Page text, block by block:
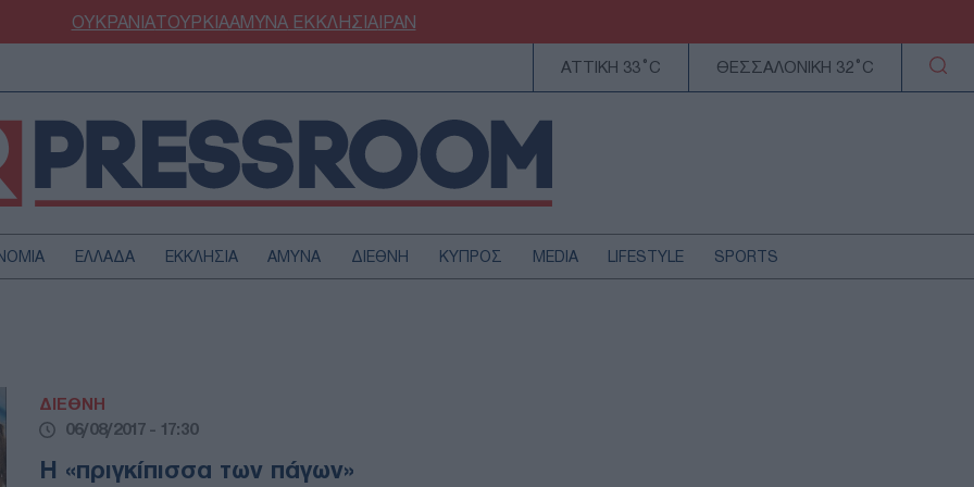
ΟΥΚΡΑΝΙΑΤΟΥΡΚΙΑΑΜΥΝΑΕΚΚΛΗΣΙΑΙΡΑΝ
ΑΤΤΙΚΗ 33°C ΘΕΣΣΑΛΟΝΙΚΗ 32°C
ΕΛΛΑΔΑ ΕΚΚΛΗΣΙΑ ΑΜΥΝΑ ΔΙΕΘΝΗ ΚΥΠΡΟΣ MEDIA LIFESTYLE SPORTS
ΔΙΕΘΝΗ
06/08/2017 - 17:30
Η «πριγκίπισσα των πάγων»